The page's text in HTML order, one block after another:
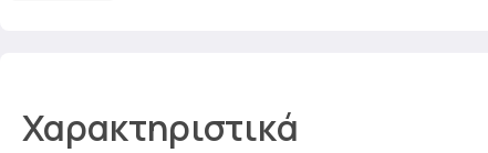
Χαρακτηριστικά